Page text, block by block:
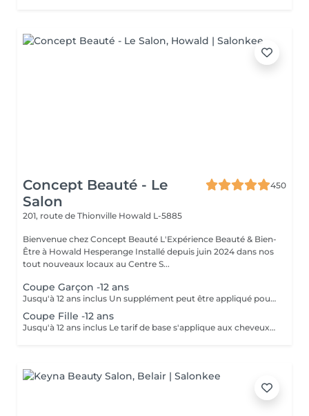
Concept Beauté - Le
Salon
450
201, route de Thionville Howald L-5885
Bienvenue chez Concept Beauté L'Expérience Beauté & Bien-
Être à Howald Hesperange Installé depuis juin 2024 dans nos
tout nouveaux locaux au Centre S...
Coupe Garçon -12 ans
Jusqu'à 12 ans inclus Un supplément peut être appliqué pour les cheveux très longs, très épais ou nécessitant un temps de travail supplémentaire.
Coupe Fille -12 ans
Jusqu'à 12 ans inclus Le tarif de base s'applique aux cheveux courts à mi-longs. Un supplément peut être appliqué pour les cheveux très longs, très épais ou nécessitant un temps de travail supplémentaire.